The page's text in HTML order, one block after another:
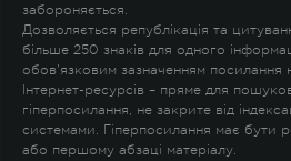
забороняється.
Дозволяється републікація та
більше 250 знаків для одного
обов'язковим зазначенням посилання
Інтернет-ресурсів – пряме для
гіперпосилання, не закрите від
системами. Гіперпосилання має бути
або першому абзаці матеріалу.